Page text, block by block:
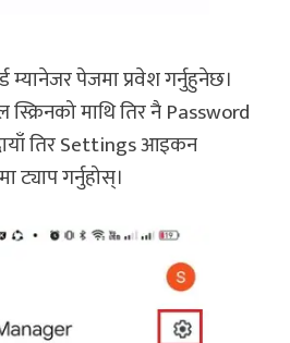
पेजमा प्रवेश गर्नुहुनेछ।
माथि तिर नै Password
तिर Settings आइकन
गर्नुहोस्।